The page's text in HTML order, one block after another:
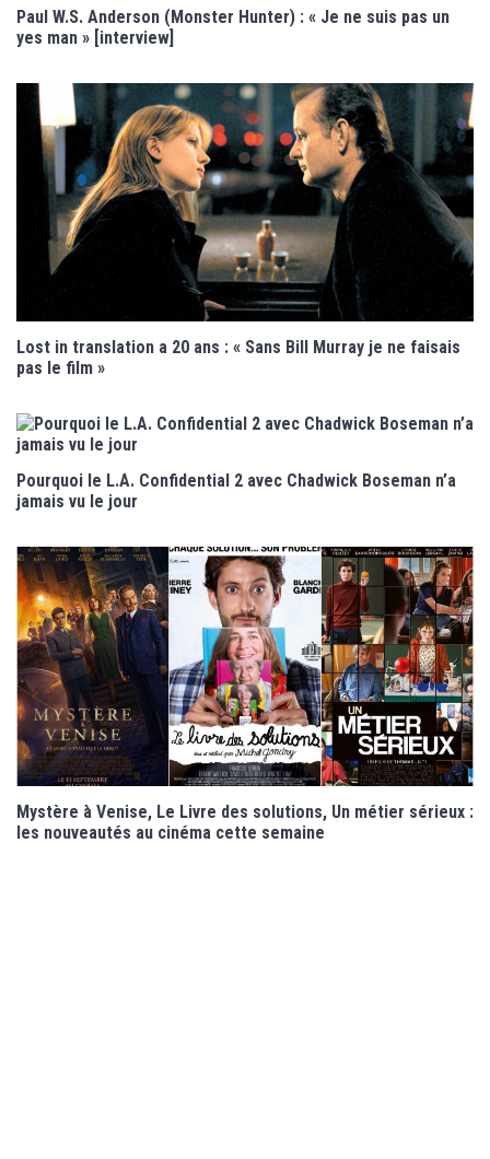
Paul W.S. Anderson (Monster Hunter) : « Je ne suis pas un
yes man » [interview]
Lost in translation a 20 ans : « Sans Bill Murray je ne faisais
pas le film »
Pourquoi le L.A. Confidential 2 avec Chadwick Boseman n’a
jamais vu le jour
Mystère à Venise, Le Livre des solutions, Un métier sérieux :
les nouveautés au cinéma cette semaine